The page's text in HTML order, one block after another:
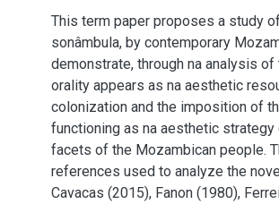
This term paper proposes a study
sonâmbula, by contemporary
demonstrate, through na analysis
orality appears as na aesthetic
colonization and the imposition of
functioning as na aesthetic
facets of the Mozambican people.
references used to analyze the
Cavacas (2015), Fanon (1980),